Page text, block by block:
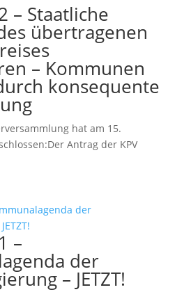
– Staatliche
übertragenen
– Kommunen
konsequente
hat am 15.
Antrag der KPV
–
der
– JETZT!